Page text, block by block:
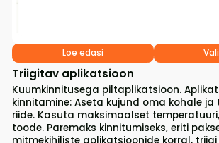
Triigitav aplikatsioon
Kuumkinnitusega piltaplikatsioon.
kinnitamine: Aseta kujund oma kohale ja
riide. Kasuta maksimaalset
toode. Paremaks kinnitumiseks, eriti
Loe edasi